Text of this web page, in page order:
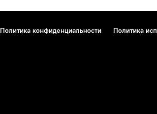
Политика конфиденциальности Политика